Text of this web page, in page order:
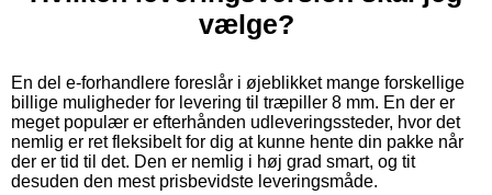
vælge?
En del e-forhandlere foreslår i øjeblikket mange forskellige
billige muligheder for levering til træpiller 8 mm. En der er
meget populær er efterhånden udleveringssteder, hvor det
nemlig er ret fleksibelt for dig at kunne hente din pakke når
der er tid til det. Den er nemlig i høj grad smart, og tit
desuden den mest prisbevidste leveringsmåde.